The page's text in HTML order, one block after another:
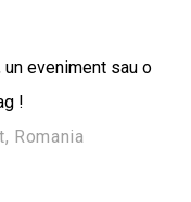
eveniment sau o
!
Romania